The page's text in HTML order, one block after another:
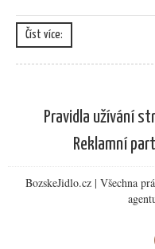
Číst více:
Pravidla užívání
Reklamní
BozskeJidlo.cz | Všechna